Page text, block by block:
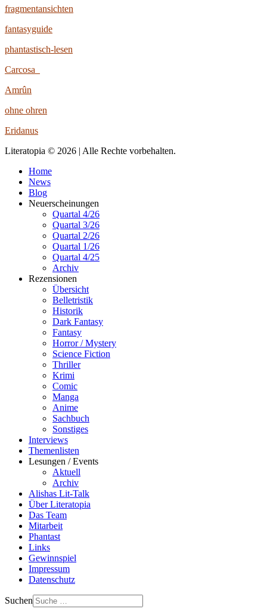
fragmentansichten
fantasyguide
phantastisch-lesen
Carcosa
Amrûn
ohne ohren
Eridanus
Literatopia © 2026 | Alle Rechte vorbehalten.
Home
News
Blog
Neuerscheinungen
Quartal 4/26
Quartal 3/26
Quartal 2/26
Quartal 1/26
Quartal 4/25
Archiv
Rezensionen
Übersicht
Belletristik
Historik
Dark Fantasy
Fantasy
Horror / Mystery
Science Fiction
Thriller
Krimi
Comic
Manga
Anime
Sachbuch
Sonstiges
Interviews
Themenlisten
Lesungen / Events
Aktuell
Archiv
Alishas Lit-Talk
Über Literatopia
Das Team
Mitarbeit
Phantast
Links
Gewinnspiel
Impressum
Datenschutz
Suchen